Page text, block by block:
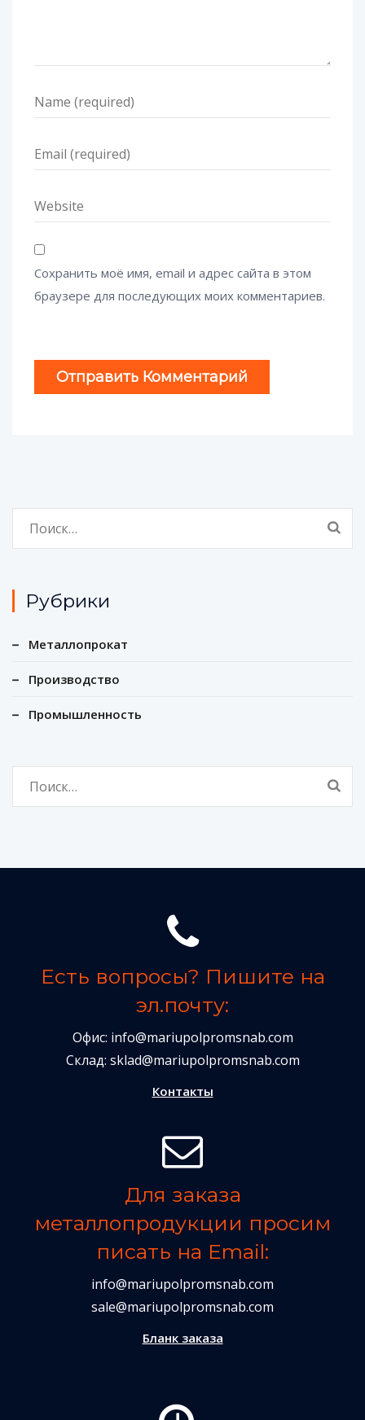
Сохранить моё имя, email и адрес сайта в этом
браузере для последующих моих комментариев.
Рубрики
Металлопрокат
Производство
Промышленность
Есть вопросы? Пишите на
эл.почту:
Офис: info@mariupolpromsnab.com
Склад: sklad@mariupolpromsnab.com
Контакты
Для заказа
металлопродукции просим
писать на Email:
info@mariupolpromsnab.com
sale@mariupolpromsnab.com
Бланк заказа